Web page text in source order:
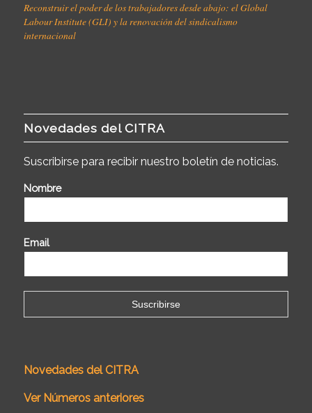
Reconstruir el poder de los trabajadores desde abajo: el Global
Labour Institute (GLI) y la renovación del sindicalismo
internacional
Novedades del CITRA
Suscribirse para recibir nuestro boletín de noticias.
Nombre
Email
Novedades del CITRA
Ver Números anteriores